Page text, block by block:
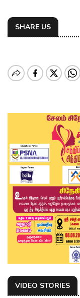
SHARE US
VIDEO STORIES